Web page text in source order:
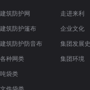
建筑防护网
建筑防护篷布
建筑防护防音布
各种网类
吨袋类
走进来利
企业文化
集团发展史
集团环境